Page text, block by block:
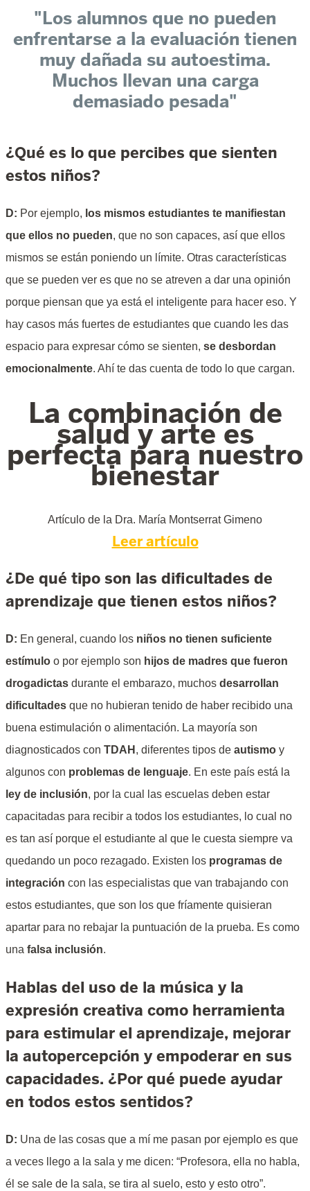
"Los alumnos que no pueden
enfrentarse a la evaluación tienen
muy dañada su autoestima.
Muchos llevan una carga
demasiado pesada"
¿Qué es lo que percibes que sienten
estos niños?
D: Por ejemplo, los mismos estudiantes te manifiestan
que ellos no pueden, que no son capaces, así que ellos
mismos se están poniendo un límite. Otras características
que se pueden ver es que no se atreven a dar una opinión
porque piensan que ya está el inteligente para hacer eso. Y
hay casos más fuertes de estudiantes que cuando les das
espacio para expresar cómo se sienten, se desbordan
emocionalmente. Ahí te das cuenta de todo lo que cargan.
La combinación de
salud y arte es
perfecta para nuestro
bienestar
Artículo de la Dra. María Montserrat Gimeno
Leer artículo
¿De qué tipo son las dificultades de
aprendizaje que tienen estos niños?
D: En general, cuando los niños no tienen suficiente
estímulo o por ejemplo son hijos de madres que fueron
drogadictas durante el embarazo, muchos desarrollan
dificultades que no hubieran tenido de haber recibido una
buena estimulación o alimentación. La mayoría son
diagnosticados con TDAH , diferentes tipos de autismo y
algunos con problemas de lenguaje. En este país está la
ley de inclusión, por la cual las escuelas deben estar
capacitadas para recibir a todos los estudiantes, lo cual no
es tan así porque el estudiante al que le cuesta siempre va
quedando un poco rezagado. Existen los programas de
integración con las especialistas que van trabajando con
estos estudiantes, que son los que fríamente quisieran
apartar para no rebajar la puntuación de la prueba. Es como
una falsa inclusión.
Hablas del uso de la música y la
expresión creativa como herramienta
para estimular el aprendizaje, mejorar
la autopercepción y empoderar en sus
capacidades. ¿Por qué puede ayudar
en todos estos sentidos?
D: Una de las cosas que a mí me pasan por ejemplo es que
a veces llego a la sala y me dicen: “Profesora, ella no habla,
él se sale de la sala, se tira al suelo, esto y esto otro”.